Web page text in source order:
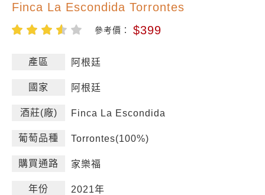
Finca La Escondida Torrontes
參考價： $399
產區 阿根廷
國家 阿根廷
酒莊(廠) Finca La Escondida
葡萄品種 Torrontes(100%)
購買通路 家樂福
年份 2021年